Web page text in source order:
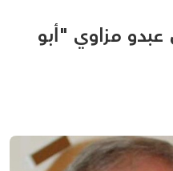
مزاوي "أبو